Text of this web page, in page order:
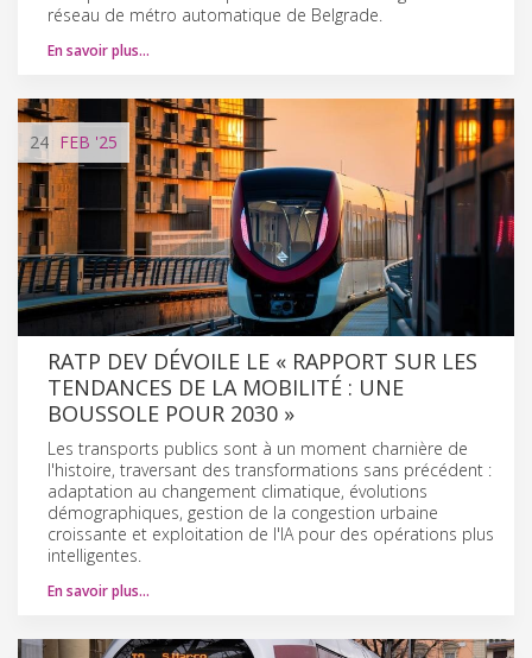
réseau de métro automatique de Belgrade.
En savoir plus…
24 FEB '25
RATP DEV DÉVOILE LE « RAPPORT SUR LES
TENDANCES DE LA MOBILITÉ : UNE
BOUSSOLE POUR 2030 »
Les transports publics sont à un moment charnière de
l'histoire, traversant des transformations sans précédent :
adaptation au changement climatique, évolutions
démographiques, gestion de la congestion urbaine
croissante et exploitation de l'IA pour des opérations plus
intelligentes.
En savoir plus…